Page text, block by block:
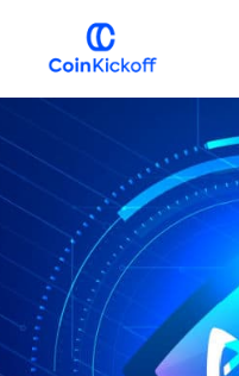
hovedinnhold
COIN